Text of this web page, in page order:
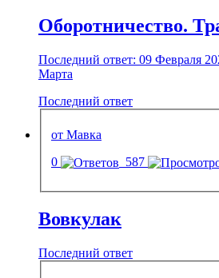
Оборотничество.
Последний ответ: 09 Февраля
Марта
Последний ответ
от Мавка
0
587
Вовкулак
Последний ответ